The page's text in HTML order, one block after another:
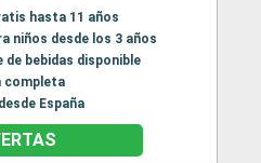
hasta 11 años
niños desde los 3 años
de bebidas disponible
completa
España